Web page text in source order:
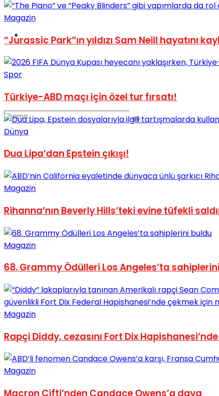
Podcast
No Result
View All Result
Magazin
“Jurassic Park”ın yıldızı Sam Neill hayatını
Spor
Türkiye-ABD maçı için özel tur fırsatı!
Dünya
Dua Lipa’dan Epstein çıkışı!
Magazin
Rihanna’nın Beverly Hills’teki evine tüfekli
Magazin
68. Grammy Ödülleri Los Angeles’ta
Magazin
Rapçi Diddy, cezasını Fort Dix
Magazin